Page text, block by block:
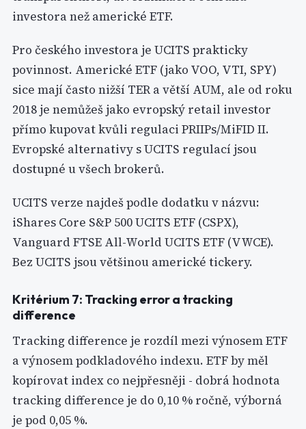
investora než americké ETF.
Pro českého investora je UCITS prakticky
povinnost. Americké ETF (jako VOO, VTI, SPY)
sice mají často nižší TER a větší AUM, ale od roku
2018 je nemůžeš jako evropský retail investor
přímo kupovat kvůli regulaci PRIIPs/MiFID II.
Evropské alternativy s UCITS regulací jsou
dostupné u všech brokerů.
UCITS verze najdeš podle dodatku v názvu:
iShares Core S&P 500 UCITS ETF (CSPX),
Vanguard FTSE All-World UCITS ETF (VWCE).
Bez UCITS jsou většinou americké tickery.
Kritérium 7: Tracking error a tracking
difference
Tracking difference je rozdíl mezi výnosem ETF
a výnosem podkladového indexu. ETF by měl
kopírovat index co nejpřesněji - dobrá hodnota
tracking difference je do 0,10 % ročně, výborná
je pod 0,05 %.